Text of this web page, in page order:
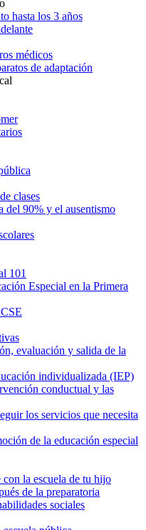
hasta los 3 años
médicos
de adaptación
clases
del 90% y el ausentismo
101
Especial en la Primera
evaluación y salida de la
individualizada (IEP)
conductual y las
los servicios que necesita
de la educación especial
la escuela de tu hijo
de la preparatoria
sociales